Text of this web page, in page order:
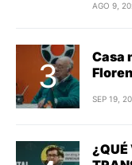
AGO 9,
Casa
SEP 19,
¿QUÉ